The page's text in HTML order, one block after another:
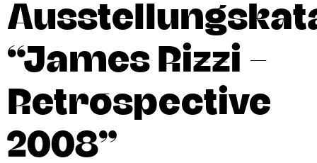
“James Rizzi –
Retrospective
2008”